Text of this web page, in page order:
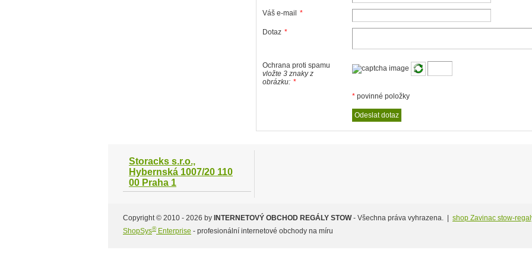
Váš e-mail *
Dotaz *
Ochrana proti spamu
vložte 3 znaky z
obrázku: *
*povinné položky
Storacks s.r.o.,
Hybernská 1007/20 110
00 Praha 1
Copyright © 2010 - 2026 by INTERNETOVÝ OBCHOD REGÁLY STOW- Všechna práva vyhrazena. | shop Zavinac stow-
ShopSys®Enterprise - profesionální internetové obchody na míru